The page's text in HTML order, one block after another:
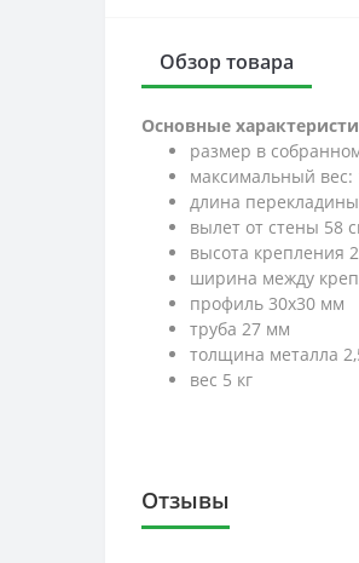
Обзор товара
Основные
размер в
максимальный вес:
длина
вылет от стены 58
высота крепления
ширина между
профиль 30х30 мм
труба 27 мм
толщина металла
вес 5 кг
Отзывы